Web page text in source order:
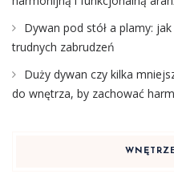
Dywan pod stół a plamy:
trudnych zabrudzeń
Duży dywan czy kilka
do wnętrza, by zachować